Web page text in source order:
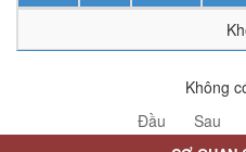
Không
Đầu
Sau